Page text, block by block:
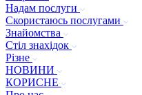
Надам послуги
Скористаюсь послугами
Знайомства
Стіл знахідок
Різне
НОВИНИ
КОРИСНЕ